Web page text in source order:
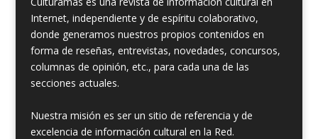
Internet, independiente y de espíritu colaborativo,
donde generamos nuestros propios contenidos en
forma de reseñas, entrevistas, novedades, concursos,
columnas de opinión, etc., para cada una de las
secciones actuales.
Nuestra misión es ser un sitio de referencia y de
excelencia de información cultural en la Red.